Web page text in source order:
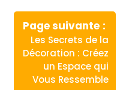
Page suivante
Article
suivant
Les Secrets de la
Décoration : Créez
un Espace qui
Vous Ressemble